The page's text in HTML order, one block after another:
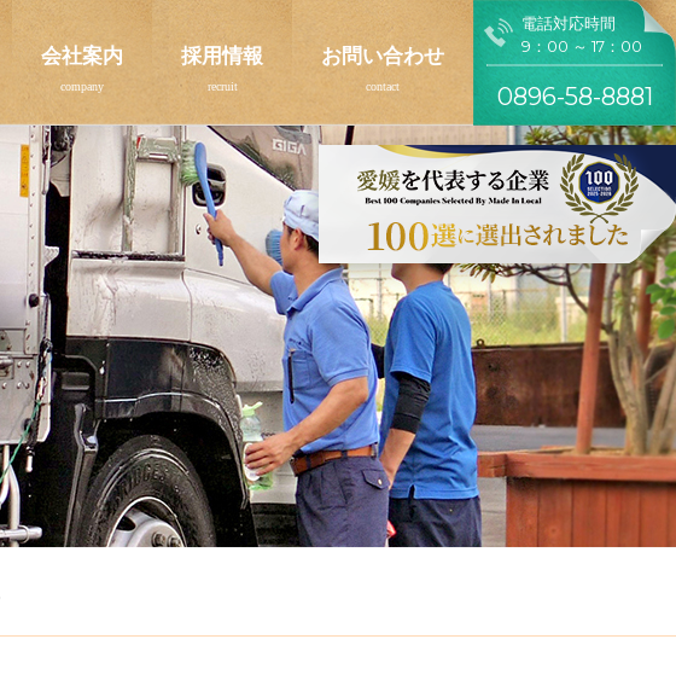
会社案内 採用情報 お問い合わせ
電話対応時間
9：00 ～ 17：00
0896-58-8881